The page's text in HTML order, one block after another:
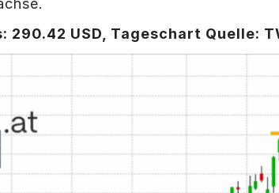
290.42 USD, Tageschart Quelle: